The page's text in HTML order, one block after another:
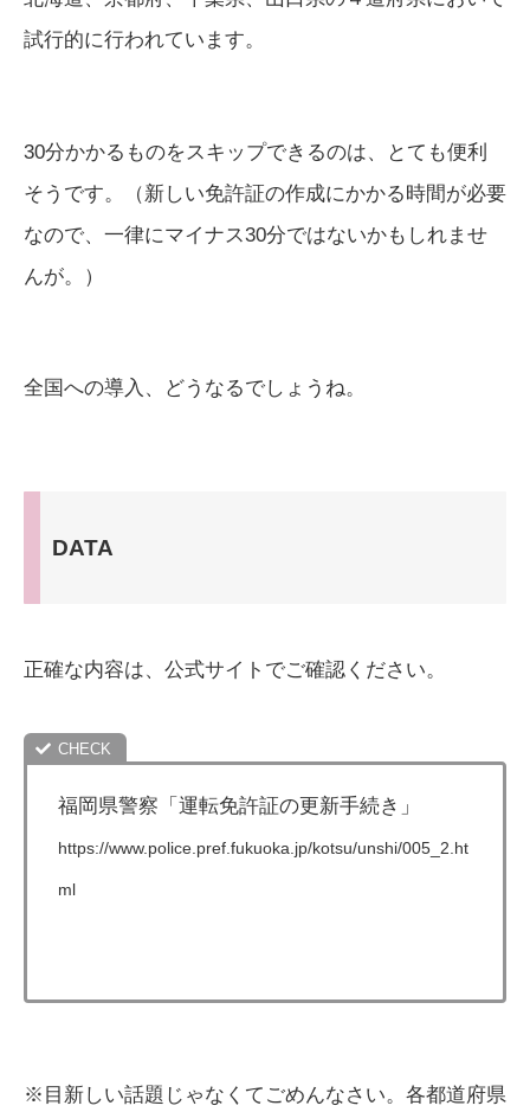
試行的に行われています。
30分かかるものをスキップできるのは、とても便利
そうです。（新しい免許証の作成にかかる時間が必要
なので、一律にマイナス30分ではないかもしれませ
んが。）
全国への導入、どうなるでしょうね。
DATA
正確な内容は、公式サイトでご確認ください。
福岡県警察「運転免許証の更新手続き」
https://www.police.pref.fukuoka.jp/kotsu/unshi/005_2.ht
ml
※目新しい話題じゃなくてごめんなさい。各都道府県